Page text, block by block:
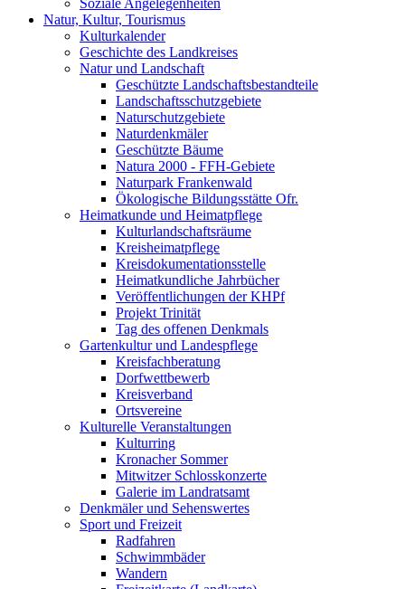
Soziale Angelegenheiten
Natur, Kultur, Tourismus
Kulturkalender
Geschichte des Landkreises
Natur und Landschaft
Geschützte Landschaftsbestandteile
Landschaftsschutzgebiete
Naturschutzgebiete
Naturdenkmäler
Geschützte Bäume
Natura 2000 - FFH-Gebiete
Naturpark Frankenwald
Ökologische Bildungsstätte Ofr.
Heimatkunde und Heimatpflege
Kulturlandschaftsräume
Kreisheimatpflege
Kreisdokumentationsstelle
Heimatkundliche Jahrbücher
Veröffentlichungen der KHPf
Projekt Trinität
Tag des offenen Denkmals
Gartenkultur und Landespflege
Kreisfachberatung
Dorfwettbewerb
Kreisverband
Ortsvereine
Kulturelle Veranstaltungen
Kulturring
Kronacher Sommer
Mitwitzer Schlosskonzerte
Galerie im Landratsamt
Denkmäler und Sehenswertes
Sport und Freizeit
Radfahren
Schwimmbäder
Wandern